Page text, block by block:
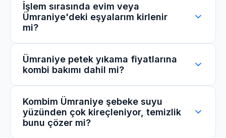
İşlem sırasında evim veya
Ümraniye'deki eşyalarım kirlenir
mi?
Kesinlikle hayır. İşlemi sadece banyonuzdaki
veya balkonunuzdaki bir bağlantı noktasından,
Ümraniye'deki eviniz ilk anki temizliğinde kalır.
Ümraniye petek yıkama fiyatlarına
kombi bakımı dahil mi?
Standart petek temizliği paketlerimizde
kombinizin sadece alt filtre temizliği ücretsizdir.
Ancak Ümraniye müşterilerimize özel
Kombim Ümraniye şebeke suyu
yüzünden çok kireçleniyor, temizlik
bunu çözer mi?